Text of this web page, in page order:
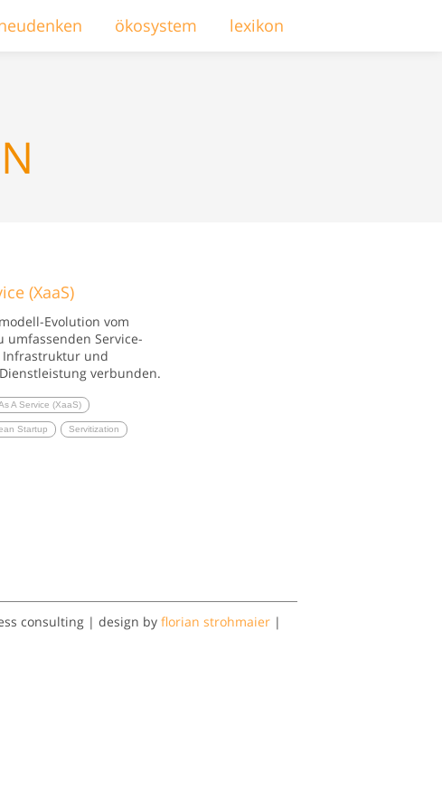
ökosystem lexikon
(XaaS)
Evolution vom
umfassenden Service-
Infrastruktur und
verbunden.
A Service (XaaS)
Startup Servitization
consulting | design by florian strohmaier |